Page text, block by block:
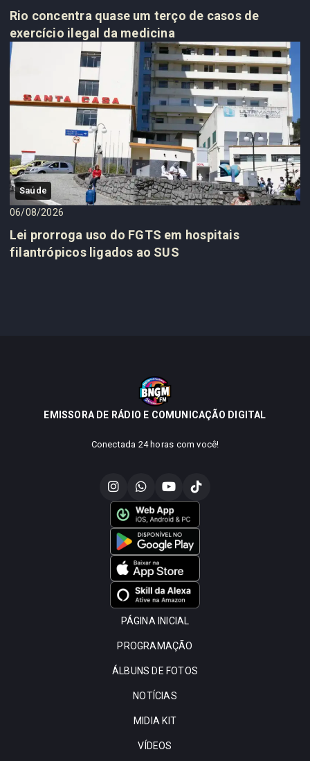
Rio concentra quase um terço de casos de
exercício ilegal da medicina
Saúde
06/08/2026
Lei prorroga uso do FGTS em hospitais
filantrópicos ligados ao SUS
EMISSORA DE RÁDIO E COMUNICAÇÃO DIGITAL
Conectada 24 horas com você!
PÁGINA INICIAL
PROGRAMAÇÃO
ÁLBUNS DE FOTOS
NOTÍCIAS
MIDIA KIT
VÍDEOS